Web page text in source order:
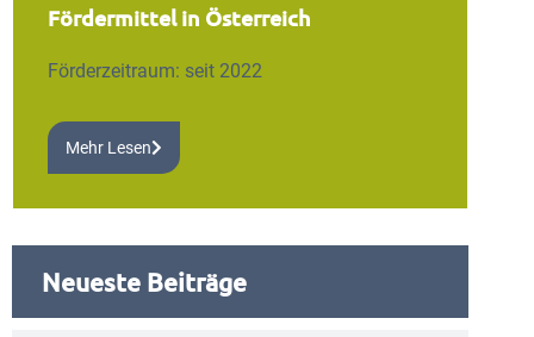
Fördermittel in Österreich
Förderzeitraum: seit 2022
Mehr Lesen
Neueste Beiträge